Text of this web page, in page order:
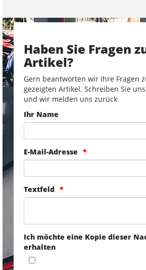
Haben Sie Fragen
Artikel?
Gern beantworten wir Ihre Fragen
gezeigten Artikel. Schreiben Sie
und wir melden uns zurück
Ihr Name
E-Mail-Adresse
Textfeld
Ich möchte eine Kopie dieser
erhalten